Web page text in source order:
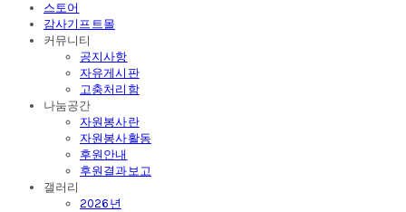
스토어
감사기프트몰
커뮤니티
공지사항
자유게시판
고충처리함
나눔공간
자원봉사란
자원봉사활동
후원안내
후원결과보고
갤러리
2026년